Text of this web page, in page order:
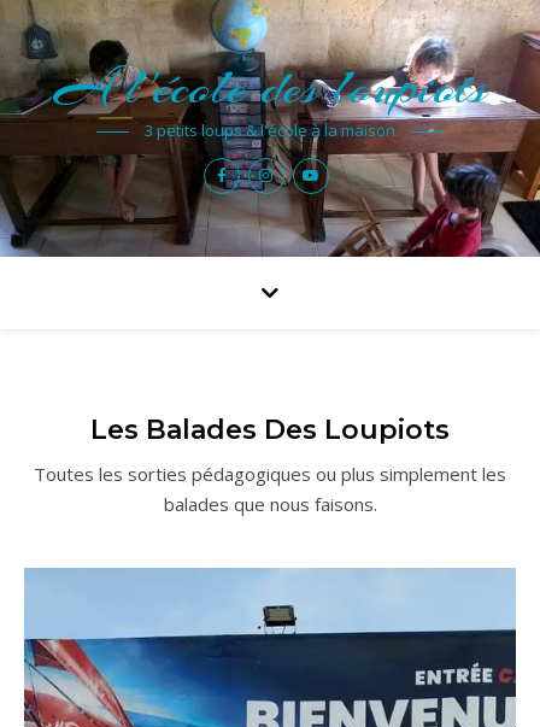
A l'école des loupiots
3 petits loups & l'école à la maison
Les Balades Des Loupiots
Toutes les sorties pédagogiques ou plus simplement les
balades que nous faisons.